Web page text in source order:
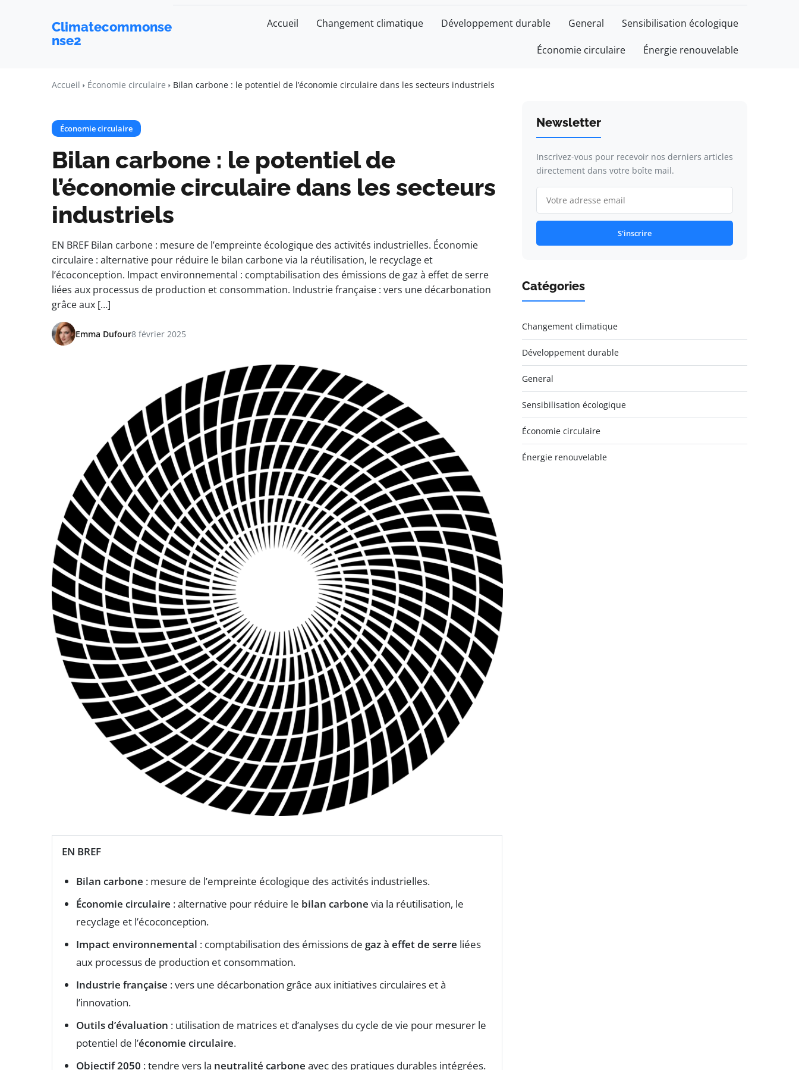
Climatecommonse
nse2
Accueil Changement climatique Développement durable General Sensibilisation écologique
Économie circulaire Énergie renouvelable
Accueil Économie circulaire Bilan carbone : le potentiel de l’économie circulaire dans les secteurs industriels
Économie circulaire
Bilan carbone : le potentiel de
l’économie circulaire dans les secteurs
industriels
EN BREF Bilan carbone : mesure de l’empreinte écologique des activités industrielles. Économie
circulaire : alternative pour réduire le bilan carbone via la réutilisation, le recyclage et
l’écoconception. Impact environnemental : comptabilisation des émissions de gaz à effet de serre
liées aux processus de production et consommation. Industrie française : vers une décarbonation
grâce aux […]
Emma Dufour8 février 2025
EN BREF
Bilan carbone : mesure de l’empreinte écologique des activités industrielles.
Économie circulaire : alternative pour réduire le bilan carbone via la réutilisation, le
recyclage et l’écoconception.
Impact environnemental : comptabilisation des émissions de gaz à effet de serre liées
aux processus de production et consommation.
Industrie française : vers une décarbonation grâce aux initiatives circulaires et à
l’innovation.
Outils d’évaluation : utilisation de matrices et d’analyses du cycle de vie pour mesurer le
potentiel de l’économie circulaire.
Objectif 2050 : tendre vers la neutralité carbone avec des pratiques durables intégrées.
Newsletter
Inscrivez-vous pour recevoir nos derniers articles
directement dans votre boîte mail.
S'inscrire
Catégories
Changement climatique
Développement durable
General
Sensibilisation écologique
Économie circulaire
Énergie renouvelable